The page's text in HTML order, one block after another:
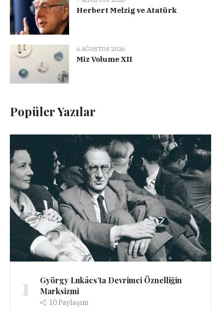
Herbert Melzig ve Atatürk
6 AĞUSTOS 2026
Miz Volume XII
Popüler Yazılar
1
György Lukács’ta Devrimci Öznelliğin
Marksizmi
10Paylaşım